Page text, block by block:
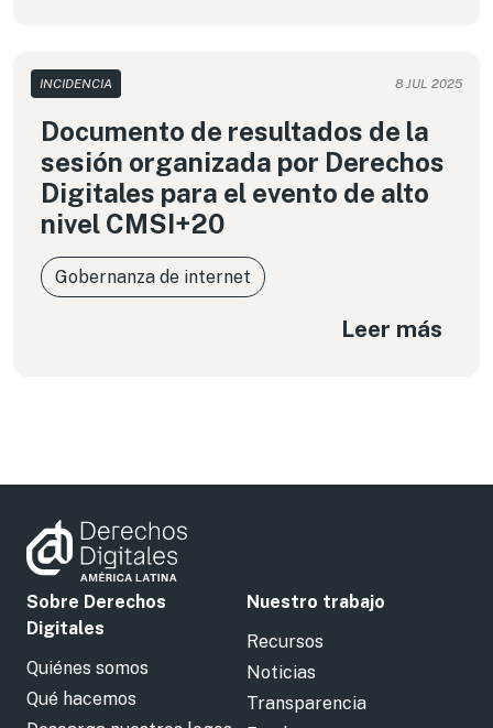
INCIDENCIA 8 JUL 2025
Documento de resultados de la
sesión organizada por Derechos
Digitales para el evento de alto
nivel CMSI+20
Gobernanza de internet
Leer más
Sobre Derechos
Digitales
Quiénes somos
Qué hacemos
Nuestro trabajo
Recursos
Noticias
Transparencia